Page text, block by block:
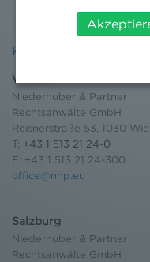
Kontakt
Wien
Niederhuber & Partner
Rechtsanwälte GmbH
Reisnerstraße 53, 1030
T: +43 1 513 21 24-0
F: +43 1 513 21 24-300
office@nhp.eu
Salzburg
Niederhuber & Partner
Rechtsanwälte GmbH
insbesondere das
Behörden, zu
werden können.
Einwilligung
Weitere
Datenschutzerklärung